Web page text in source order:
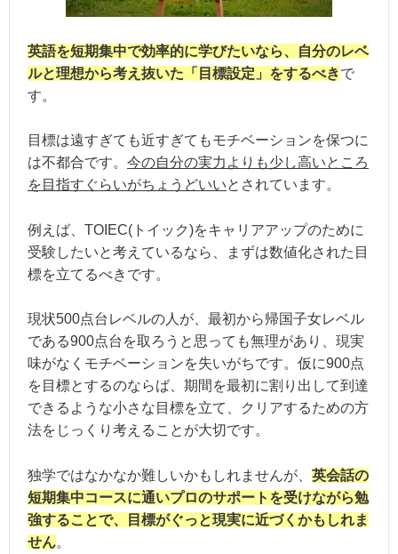
英語を短期集中で効率的に学びたいなら、自分のレベ
ルと理想から考え抜いた「目標設定」をするべきで
す。
目標は遠すぎても近すぎてもモチベーションを保つに
は不都合です。 今の自分の実力よりも少し高いところ
を目指すぐらいがちょうどいいとされています。
例えば、TOIEC(トイック)をキャリアアップのために
受験したいと考えているなら、まずは数値化された目
標を立てるべきです。
現状500点台レベルの人が、最初から帰国子女レベル
である900点台を取ろうと思っても無理があり、現実
味がなくモチベーションを失いがちです。仮に900点
を目標とするのならば、期間を最初に割り出して到達
できるような小さな目標を立て、クリアするための方
法をじっくり考えることが大切です。
独学ではなかなか難しいかもしれませんが、 英会話の
短期集中コースに通いプロのサポートを受けながら勉
強することで、目標がぐっと現実に近づくかもしれま
せん。